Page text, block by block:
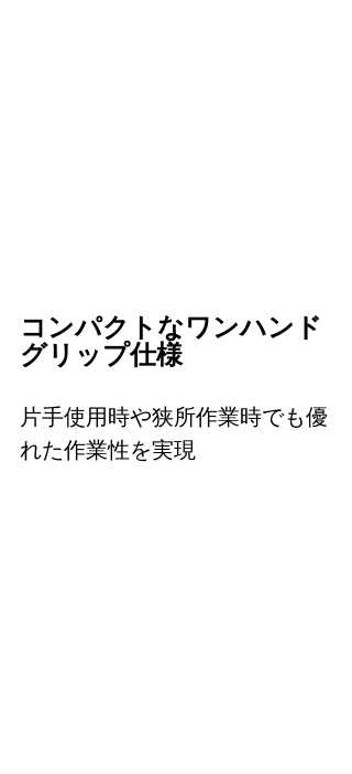
コンパクトなワンハンド
グリップ仕様
片手使用時や狭所作業時でも優
れた作業性を実現